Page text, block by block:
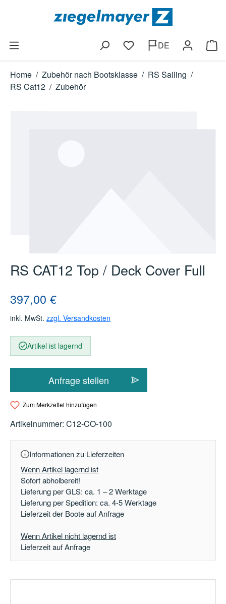
Zum Hauptinhalt springen
Du hast 0 Produkte auf
DE
Home / Zubehör nach Bootsklasse / RS Sailing /
RS Cat12 / Zubehör
RS CAT12 Top / Deck Cover Full
Regulärer Preis:
397,00 €
inkl. MwSt. zzgl. Versandkosten
Artikel ist lagernd
Anfrage stellen
Zum Merkzettel hinzufügen
Artikelnummer: C12-CO-100
Informationen zu Lieferzeiten
Wenn Artikel lagernd ist
Sofort abholbereit!
Lieferung per GLS: ca. 1 – 2 Werktage
Lieferung per Spedition: ca. 4-5 Werktage
Lieferzeit der Boote auf Anfrage
Wenn Artikel nicht lagernd ist
Lieferzeit auf Anfrage